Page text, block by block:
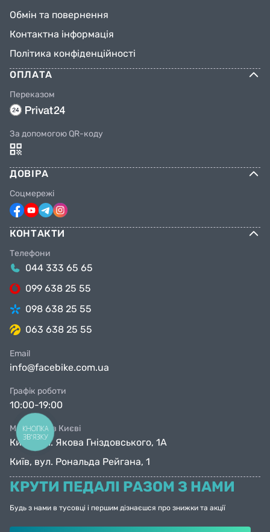
Обмін та повернення
Контактна інформація
Політика конфіденційності
ОПЛАТА
Переказом
За допомогою QR-коду
ДОВІРА
Соцмережі
КОНТАКТИ
Телефони
044 333 65 65
099 638 25 55
098 638 25 55
063 638 25 55
Email
info@facebike.com.ua
Графік роботи
10:00-19:00
Магазини в Києві
Київ, вул. Якова Гніздовського, 1А
Київ, вул. Рональда Рейгана, 1
КРУТИ ПЕДАЛІ РАЗОМ З НАМИ
Будь з нами в тусовці і першим дізнаєшся про знижки та акції
КНОПКА
ЗВ'ЯЗКУ